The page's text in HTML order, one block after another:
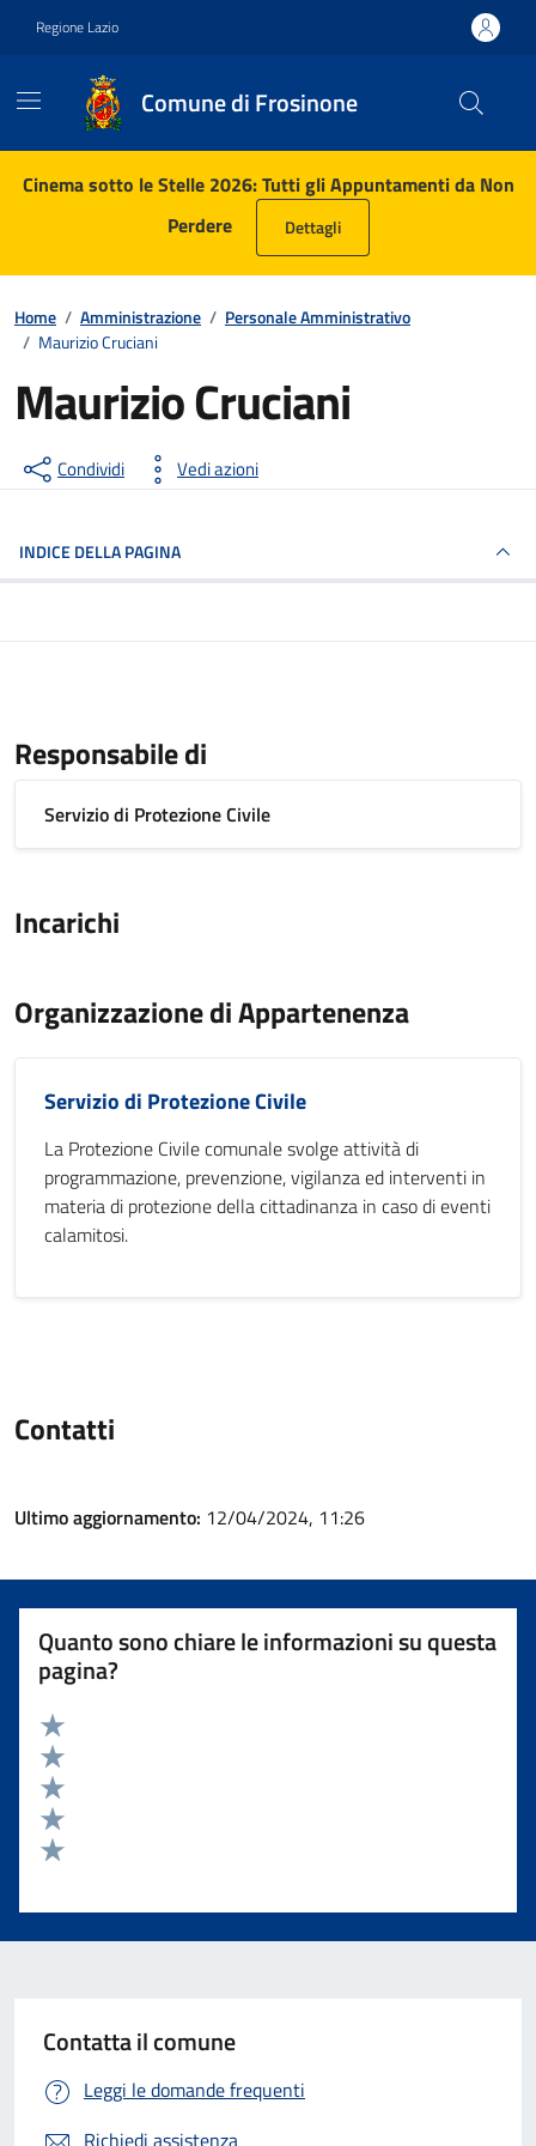
Regione Lazio
Comune di Frosinone
Contenuti in evidenza
Cinema sotto le Stelle 2026: Tutti gli Appuntamenti da Non
Perdere
Dettagli
Home / Amministrazione / Personale Amministrativo
/ Maurizio Cruciani
Maurizio Cruciani
Condividi Vedi azioni
INDICE DELLA PAGINA
Responsabile di
Servizio di Protezione Civile
Incarichi
Organizzazione di Appartenenza
Servizio di Protezione Civile
La Protezione Civile comunale svolge attività di
programmazione, prevenzione, vigilanza ed interventi in
materia di protezione della cittadinanza in caso di eventi
calamitosi.
Contatti
Ultimo aggiornamento: 12/04/2024, 11:26
Quanto sono chiare le informazioni su questa
pagina?
Valuta 5 stelle su 5
Valuta 4 stelle su 5
Valuta 3 stelle su 5
Valuta 2 stelle su 5
Contatta il comune
Leggi le domande frequenti
Richiedi assistenza